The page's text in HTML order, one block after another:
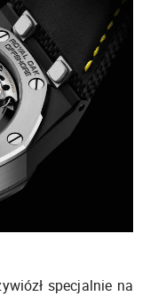
specjalnie na